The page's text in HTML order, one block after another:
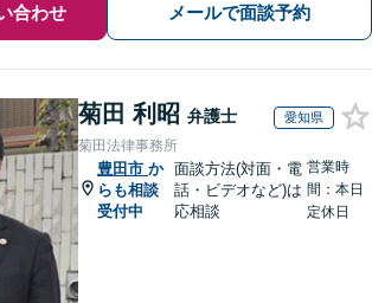
合わせ メールで面談予約
菊田 利昭 弁護士 愛知県
菊田法律事務所
豊田市 か
らも相談
受付中
面談方法(対面・電
話・ビデオなど)は
応相談
営業時
間：本日
定休日